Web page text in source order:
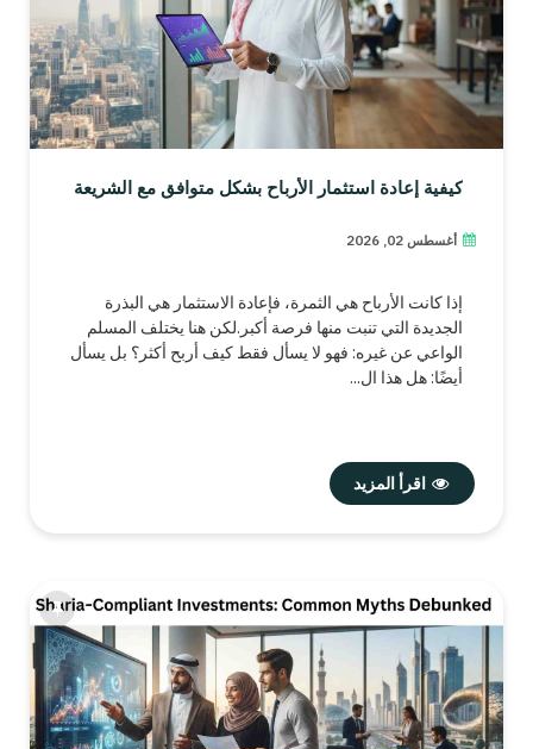
كيفية إعادة استثمار الأرباح بشكل متوافق مع الشريعة
أغسطس 02, 2026
إذا كانت الأرباح هي الثمرة، فإعادة الاستثمار هي البذرة
الجديدة التي تنبت منها فرصة أكبر.لكن هنا يختلف المسلم
الواعي عن غيره: فهو لا يسأل فقط كيف أربح أكثر؟ بل يسأل
أيضًا: هل هذا ال...
اقرأ المزيد